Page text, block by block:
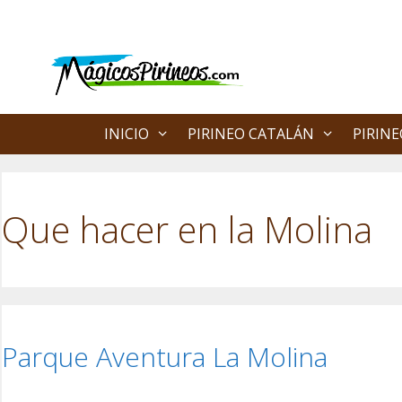
contenido
INICIO PIRINEO CATALÁN
Que hacer en la Molina
Parque Aventura La Molina